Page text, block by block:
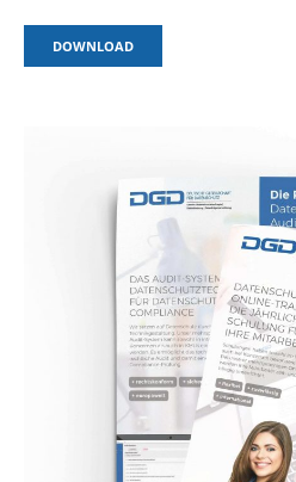
DOWNLOAD